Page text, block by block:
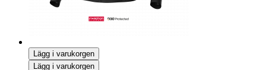
Lägg i varukorgen
Lägg i varukorgen